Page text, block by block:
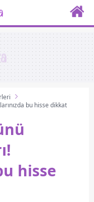
bu hisse dikkat
hisse